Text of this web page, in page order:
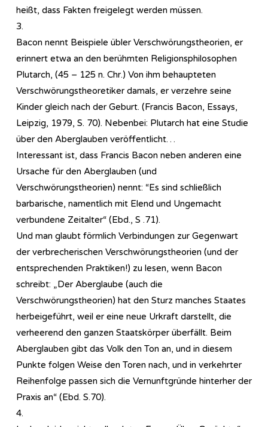
heißt, dass Fakten freigelegt werden müssen.
3.
Bacon nennt Beispiele übler Verschwörungstheorien, er
erinnert etwa an den berühmten Religionsphilosophen
Plutarch, (45 – 125 n. Chr.) Von ihm behaupteten
Verschwörungstheoretiker damals, er verzehre seine
Kinder gleich nach der Geburt. (Francis Bacon, Essays,
Leipzig, 1979, S. 70). Nebenbei: Plutarch hat eine Studie
über den Aberglauben veröffentlicht…
Interessant ist, dass Francis Bacon neben anderen eine
Ursache für den Aberglauben (und
Verschwörungstheorien) nennt: “Es sind schließlich
barbarische, namentlich mit Elend und Ungemacht
verbundene Zeitalter“ (Ebd., S .71).
Und man glaubt förmlich Verbindungen zur Gegenwart
der verbrecherischen Verschwörungstheorien (und der
entsprechenden Praktiken!) zu lesen, wenn Bacon
schreibt: „Der Aberglaube (auch die
Verschwörungstheorien) hat den Sturz manches Staates
herbeigeführt, weil er eine neue Urkraft darstellt, die
verheerend den ganzen Staatskörper überfällt. Beim
Aberglauben gibt das Volk den Ton an, und in diesem
Punkte folgen Weise den Toren nach, und in verkehrter
Reihenfolge passen sich die Vernunftgründe hinterher der
Praxis an“ (Ebd. S.70).
4.